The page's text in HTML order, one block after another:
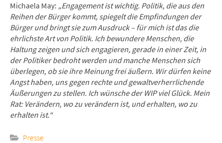
Michaela May: „Engagement ist wichtig. Politik, die aus den
Reihen der Bürger kommt, spiegelt die Empfindungen der
Bürger und bringt sie zum Ausdruck – für mich ist das die
ehrlichste Art von Politik. Ich bewundere Menschen, die
Haltung zeigen und sich engagieren, gerade in einer Zeit, in
der Politiker bedroht werden und manche Menschen sich
überlegen, ob sie ihre Meinung frei äußern. Wir dürfen keine
Angst haben, uns gegen rechte und gewaltverherrlichende
Äußerungen zu stellen. Ich wünsche der WIP viel Glück. Mein
Rat: Verändern, wo zu verändern ist, und erhalten, wo zu
erhalten ist.“
Presse